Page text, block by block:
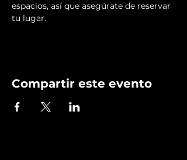
espacios, así que asegúrate de reservar
tu lugar.
Compartir este evento